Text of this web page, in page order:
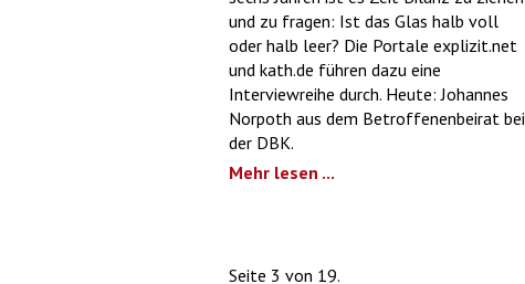
und zu fragen: Ist das Glas halb voll
oder halb leer? Die Portale explizit.net
und kath.de führen dazu eine
Interviewreihe durch. Heute: Johannes
Norpoth aus dem Betroffenenbeirat bei
der DBK.
Mehr lesen ...
Seite 3 von 19.